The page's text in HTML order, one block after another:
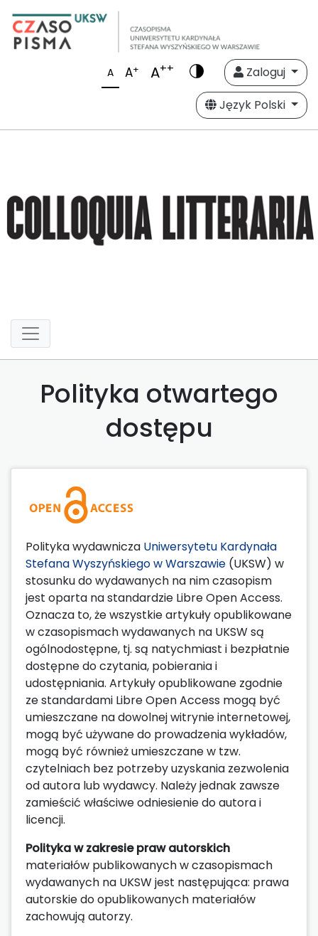
A A+ A++
Zaloguj
Język Polski
Polityka otwartego
dostępu
Polityka wydawnicza Uniwersytetu Kardynała
Stefana Wyszyńskiego w Warszawie (UKSW) w
stosunku do wydawanych na nim czasopism
jest oparta na standardzie Libre Open Access.
Oznacza to, że wszystkie artykuły opublikowane
w czasopismach wydawanych na UKSW są
ogólnodostępne, tj. są natychmiast i bezpłatnie
dostępne do czytania, pobierania i
udostępniania. Artykuły opublikowane zgodnie
ze standardami Libre Open Access mogą być
umieszczane na dowolnej witrynie internetowej,
mogą być używane do prowadzenia wykładów,
mogą być również umieszczane w tzw.
czytelniach bez potrzeby uzyskania zezwolenia
od autora lub wydawcy. Należy jednak zawsze
zamieścić właściwe odniesienie do autora i
licencji.
Polityka w zakresie praw autorskich
materiałów publikowanych w czasopismach
wydawanych na UKSW jest następująca: prawa
autorskie do opublikowanych materiałów
zachowują autorzy.